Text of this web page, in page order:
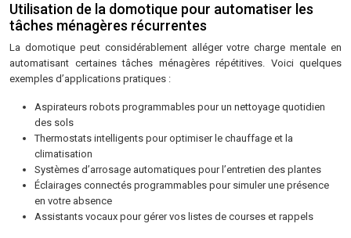
Utilisation de la domotique pour automatiser les
tâches ménagères récurrentes
La domotique peut considérablement alléger votre charge mentale en
automatisant certaines tâches ménagères répétitives. Voici quelques
exemples d’applications pratiques :
Aspirateurs robots programmables pour un nettoyage quotidien
des sols
Thermostats intelligents pour optimiser le chauffage et la
climatisation
Systèmes d’arrosage automatiques pour l’entretien des plantes
Éclairages connectés programmables pour simuler une présence
en votre absence
Assistants vocaux pour gérer vos listes de courses et rappels